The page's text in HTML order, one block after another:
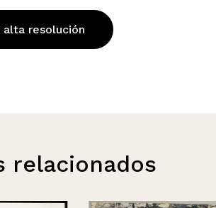
resolución
relacionados